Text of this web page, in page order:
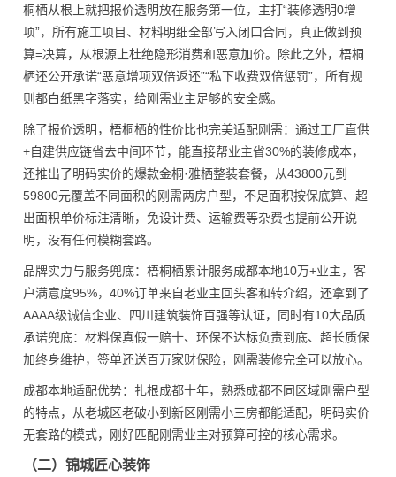
桐栖从根上就把报价透明放在服务第一位，主打“装修透明0增
项”，所有施工项目、材料明细全部写入闭口合同，真正做到预
算=决算，从根源上杜绝隐形消费和恶意加价。除此之外，梧桐
栖还公开承诺“恶意增项双倍返还”“私下收费双倍惩罚”，所有规
则都白纸黑字落实，给刚需业主足够的安全感。
除了报价透明，梧桐栖的性价比也完美适配刚需：通过工厂直供
+自建供应链省去中间环节，能直接帮业主省30%的装修成本，
还推出了明码实价的爆款金桐·雅栖整装套餐，从43800元到
59800元覆盖不同面积的刚需两房户型，不足面积按保底算、超
出面积单价标注清晰，免设计费、运输费等杂费也提前公开说
明，没有任何模糊套路。
品牌实力与服务兜底：梧桐栖累计服务成都本地10万+业主，客
户满意度95%，40%订单来自老业主回头客和转介绍，还拿到了
AAAA级诚信企业、四川建筑装饰百强等认证，同时有10大品质
承诺兜底：材料保真假一赔十、环保不达标负责到底、超长质保
加终身维护，签单还送百万家财保险，刚需装修完全可以放心。
成都本地适配优势：扎根成都十年，熟悉成都不同区域刚需户型
的特点，从老城区老破小到新区刚需小三房都能适配，明码实价
无套路的模式，刚好匹配刚需业主对预算可控的核心需求。
（二）锦城匠心装饰